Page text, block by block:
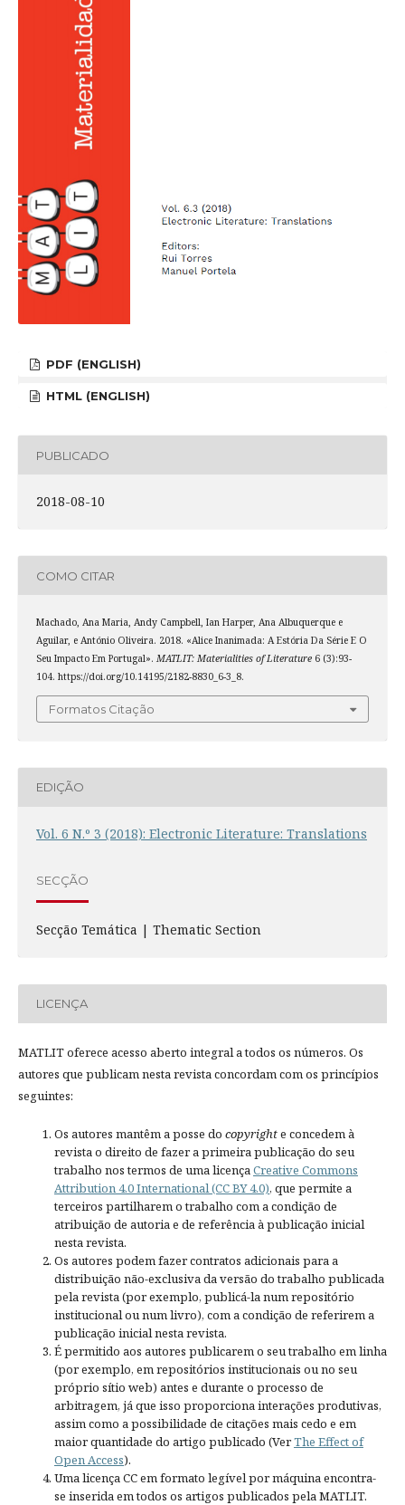
PDF (ENGLISH)
HTML (ENGLISH)
PUBLICADO
2018-08-10
COMO CITAR
Machado, Ana Maria, Andy Campbell, Ian Harper, Ana Albuquerque e
Aguilar, e António Oliveira. 2018. «Alice Inanimada: A Estória Da Série E O
Seu Impacto Em Portugal». MATLIT: Materialities of Literature6 (3):93-
104. https://doi.org/10.14195/2182-8830_6-3_8.
Formatos Citação
EDIÇÃO
Vol. 6 N.º 3 (2018): Electronic Literature: Translations
SECÇÃO
Secção Temática | Thematic Section
LICENÇA
MATLIT oferece acesso aberto integral a todos os números. Os
autores que publicam nesta revista concordam com os princípios
seguintes:
Os autores mantêm a posse do copyrighte concedem à
revista o direito de fazer a primeira publicação do seu
trabalho nos termos de uma licençaCreative Commons
Attribution 4.0 International (CC BY 4.0), que permite a
terceiros partilharem o trabalho com a condição de
atribuição de autoria e de referência à publicação inicial
nesta revista.
Os autores podem fazer contratos adicionais para a
distribuição não-exclusiva da versão do trabalho publicada
pela revista (por exemplo, publicá-la num repositório
institucional ou num livro), com a condição de referirem a
publicação inicial nesta revista.
É permitido aos autores publicarem o seu trabalho em linha
(por exemplo, em repositórios institucionais ou no seu
próprio sítio web) antes e durante o processo de
arbitragem, já que isso proporciona interações produtivas,
assim como a possibilidade de citações mais cedo e em
maior quantidade do artigo publicado (VerThe Effect of
Open Access).
Uma licença CC em formato legível por máquina encontra-
se inserida em todos os artigos publicados pela MATLIT.